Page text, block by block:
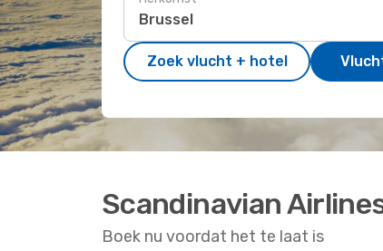
Zoek vlucht + hotel
Scandinavian
Boek nu voordat het te laat is